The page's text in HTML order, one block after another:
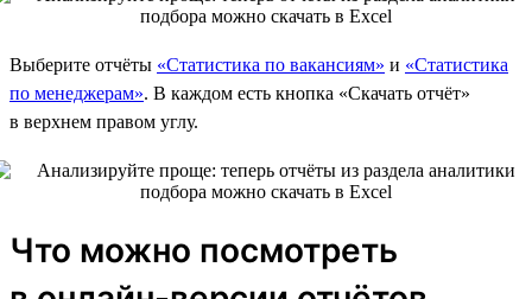
Выберите отчёты «Статистика по вакансиям» и «Статистика
по менеджерам». В каждом есть кнопка «Скачать отчёт»
в верхнем правом углу.
Что можно посмотреть